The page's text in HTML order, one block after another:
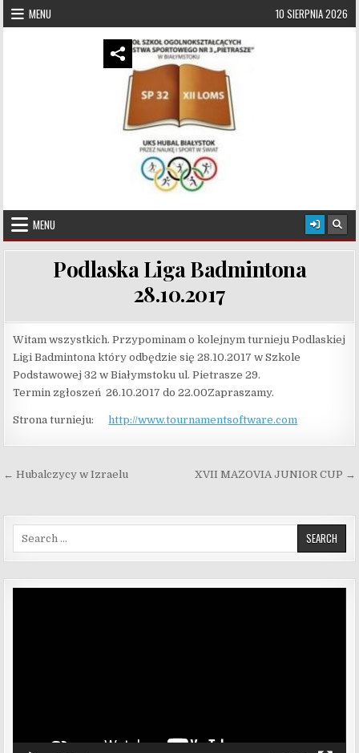
Skip to content
MENU 10 SIERPNIA 2026
UKS Hubal Białystok
MENU
Podlaska Liga Badmintona
28.10.2017
Witam wszystkich. Przypominam o kolejnym turnieju Podlaskiej
Ligi Badmintona który odbędzie się 28.10.2017 w Szkole
Podstawowej 32 w Białymstoku ul. Pietrasze 29.
Termin zgłoszeń 26.10.2017 do 22.00Zapraszamy.
Strona turnieju:http://www.tournamentsoftware.com
Nawigacja wpisu XVII MAZOVIA JUNIOR CUP →
← Hubalczycy w Izraelu
Search for: